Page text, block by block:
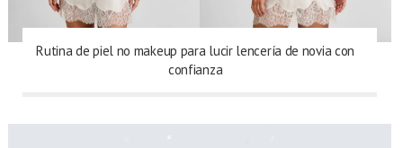
Rutina de piel no makeup para lucir lencería de novia con
confianza